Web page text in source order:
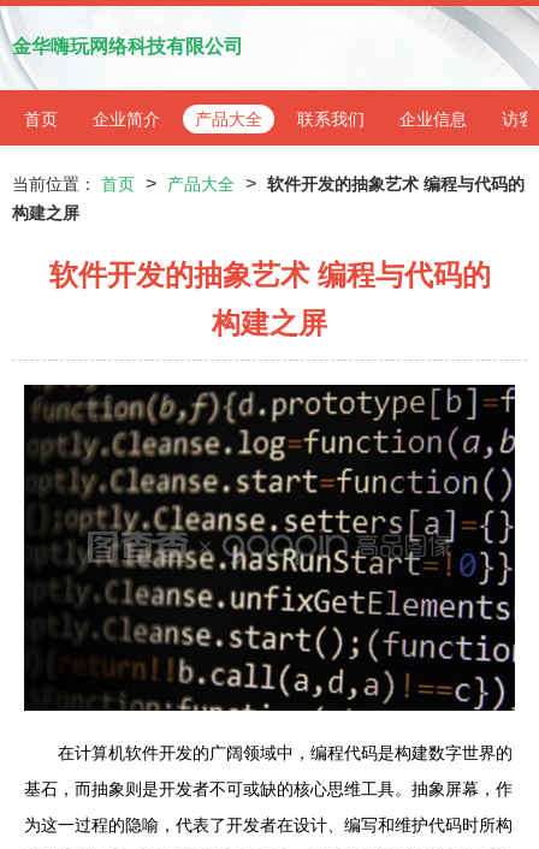
金华嗨玩网络科技有限公司
首页 企业简介 产品大全 联系我们 企业信息 访客
当前位置： 首页 > 产品大全 > 软件开发的抽象艺术 编程与代码的
构建之屏
软件开发的抽象艺术 编程与代码的
构建之屏
在计算机软件开发的广阔领域中，编程代码是构建数字世界的
基石，而抽象则是开发者不可或缺的核心思维工具。抽象屏幕，作
为这一过程的隐喻，代表了开发者在设计、编写和维护代码时所构